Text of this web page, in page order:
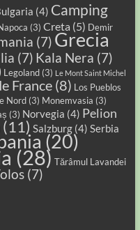
(4) Camping
(3) Creta (5) Demir
(7) Grecia
(7) Kala Nera (7)
Legoland(3) Le Mont Saint Michel
France(8) Los Pueblos
Nord(3) Monemvasia (3)
(3) Norvegia (4) Pelion
(11) Salzburg(4) Serbia
(20)
(28) Tărâmul Lavandei
(7)